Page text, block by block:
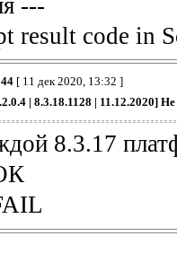
result code in
[ 11 дек 2020, 13:32 ]
| 8.3.18.1128 | 11.12.2020]
8.3.17